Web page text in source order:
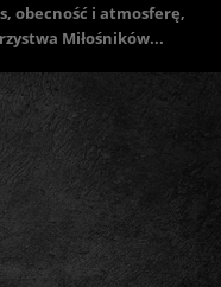
obecność i atmosferę,
Miłośników...